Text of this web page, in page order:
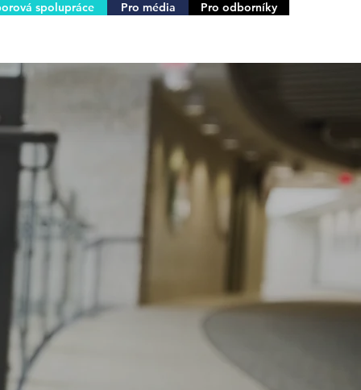
spolupráce Pro média Pro odborníky